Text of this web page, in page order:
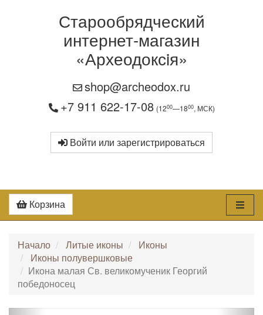
Старообрядческий
интернет-магазин
«Археодоксiя»
shop@archeodox.ru
+7 911 622-17-08 (1200—1800, МСК)
Войти или зарегистрироваться
Корзина
Начало Литые иконы
Иконы
Иконы полувершковые
Икона малая Св. великомученик Георгий
победоносец